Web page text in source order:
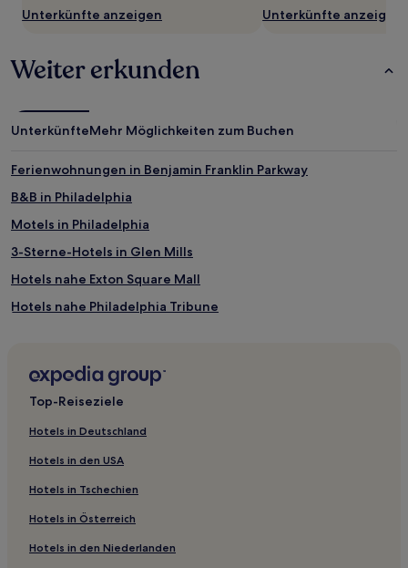
Unterkünfte anzeigen
Unterkünfte anzeigen
Weiter erkunden
UnterkünfteMehr Möglichkeiten zum Buchen
Ferienwohnungen in Benjamin Franklin Parkway
B&B in Philadelphia
Motels in Philadelphia
3-Sterne-Hotels in Glen Mills
Hotels nahe Exton Square Mall
Hotels nahe Philadelphia Tribune
Penn Valley: Hotels
Philadelphia Hotels
Hotels nahe Please Touch Museum
Hotels nahe Valley Forge Military Academy
Radnor: Hotels
Top-Reiseziele
Hotels in Deutschland
Hotels in den USA
Hotels in Tschechien
Hotels in Österreich
Hotels in den Niederlanden